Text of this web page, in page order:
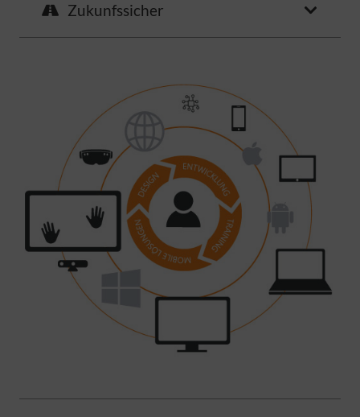
Zukunfssicher